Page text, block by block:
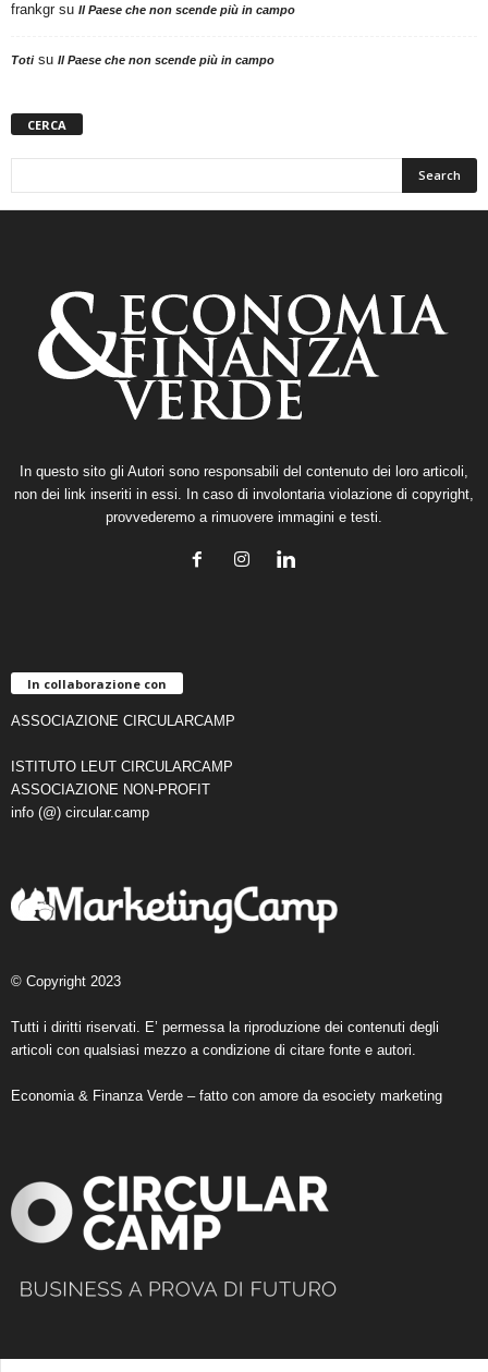
frankgr su Il Paese che non scende più in campo
Totisu Il Paese che non scende più in campo
CERCA
In questo sito gli Autori sono responsabili del contenuto dei loro articoli,
non dei link inseriti in essi. In caso di involontaria violazione di copyright,
provvederemo a rimuovere immagini e testi.
In collaborazione con
ASSOCIAZIONE CIRCULARCAMP
ISTITUTO LEUT CIRCULARCAMP
ASSOCIAZIONE NON-PROFIT
info (@) circular.camp
© Copyright 2023
Tutti i diritti riservati. E’ permessa la riproduzione dei contenuti degli
articoli con qualsiasi mezzo a condizione di citare fonte e autori.
Economia & Finanza Verde – fatto con amore da esociety marketing